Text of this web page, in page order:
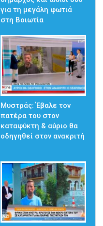
για τη μεγάλη φωτιά
στη Βοιωτία
Μυστράς: Έβαλε τον
πατέρα του στον
καταψύκτη & αύριο θα
οδηγηθεί στον ανακριτή